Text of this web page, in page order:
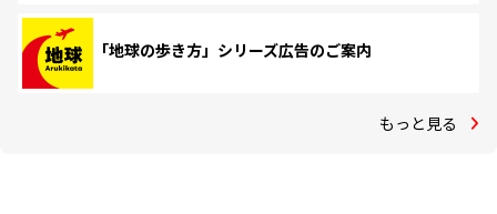
「地球の歩き方」シリーズ広告のご案内
もっと見る